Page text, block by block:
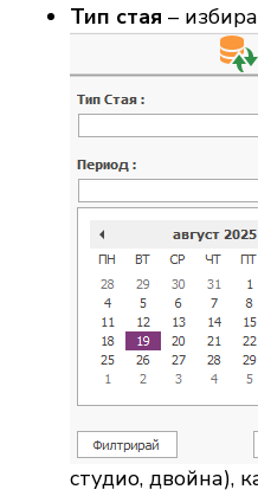
Тип стая –
студио, двойна),